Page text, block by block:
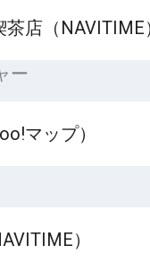
茶店（NAVITIME
ー
マップ）
）